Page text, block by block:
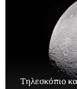
Τηλεσκόπιο